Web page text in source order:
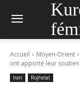
Accueil Moyen-Orient
ont apporté leur soutien
Iran Rojhelat